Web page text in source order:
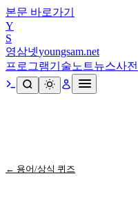
본문 바로가기
Y
S
영삼넷youngsam.net
프로그램기술노트뉴스사전
← 용어/상식 퀴즈